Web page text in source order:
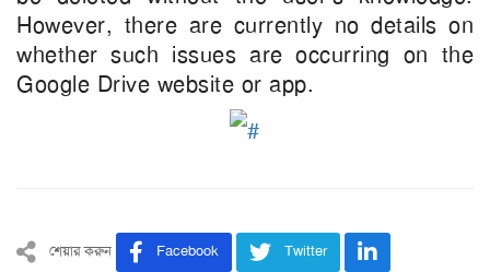
However, there are currently no details on
whether such issues are occurring on the
Google Drive website or app.
শেয়ার করুন Facebook Twitter